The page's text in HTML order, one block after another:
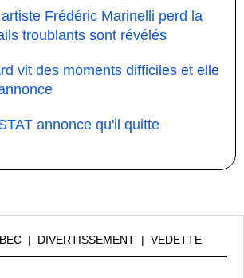
Frédéric Marinelli perd la
troublants sont révélés
vit des moments difficiles et elle
annonce qu'il quitte
| DIVERTISSEMENT | VEDETTE